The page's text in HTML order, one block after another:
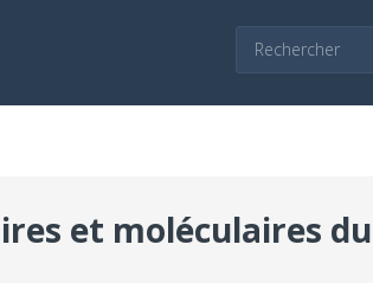
et moléculaires